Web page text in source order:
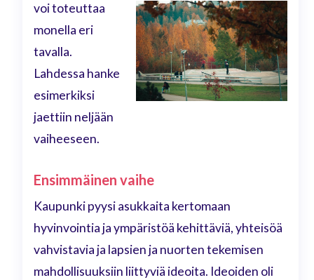
voi toteuttaa
monella eri
tavalla.
Lahdessa hanke
esimerkiksi
jaettiin neljään
vaiheeseen.
Ensimmäinen vaihe
Kaupunki pyysi asukkaita kertomaan
hyvinvointia ja ympäristöä kehittäviä, yhteisöä
vahvistavia ja lapsien ja nuorten tekemisen
mahdollisuuksiin liittyviä ideoita. Ideoiden oli